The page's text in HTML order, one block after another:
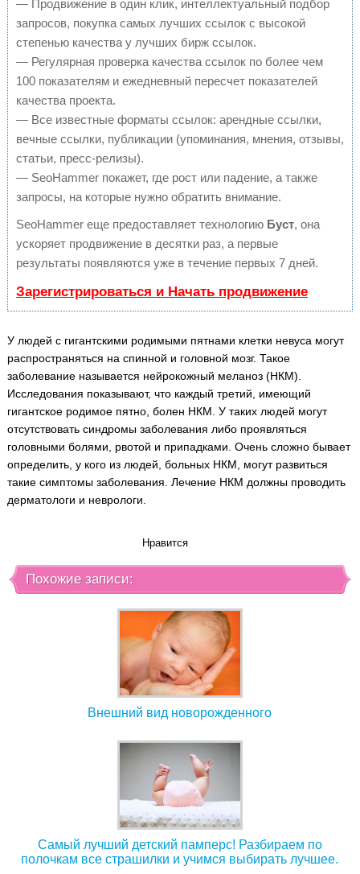
— Продвижение в один клик, интеллектуальный подбор
запросов, покупка самых лучших ссылок с высокой
степенью качества у лучших бирж ссылок.
— Регулярная проверка качества ссылок по более чем
100 показателям и ежедневный пересчет показателей
качества проекта.
— Все известные форматы ссылок: арендные ссылки,
вечные ссылки, публикации (упоминания, мнения, отзывы,
статьи, пресс-релизы).
— SeoHammer покажет, где рост или падение, а также
запросы, на которые нужно обратить внимание.
SeoHammer еще предоставляет технологию Буст, она
ускоряет продвижение в десятки раз, а первые
результаты появляются уже в течение первых 7 дней.
Зарегистрироваться и Начать продвижение
У людей с гигантскими родимыми пятнами клетки невуса могут
распространяться на спинной и головной мозг. Такое
заболевание называется нейрокожный меланоз (НКМ).
Исследования показывают, что каждый третий, имеющий
гигантское родимое пятно, болен НКМ. У таких людей могут
отсутствовать синдромы заболевания либо проявляться
головными болями, рвотой и припадками. Очень сложно бывает
определить, у кого из людей, больных НКМ, могут развиться
такие симптомы заболевания. Лечение НКМ должны проводить
дерматологи и неврологи.
Нравится
Похожие записи:
Внешний вид новорожденного
Самый лучший детский памперс! Разбираем по
полочкам все страшилки и учимся выбирать лучшее.